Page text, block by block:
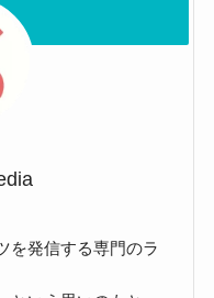
を発信する専門のラ